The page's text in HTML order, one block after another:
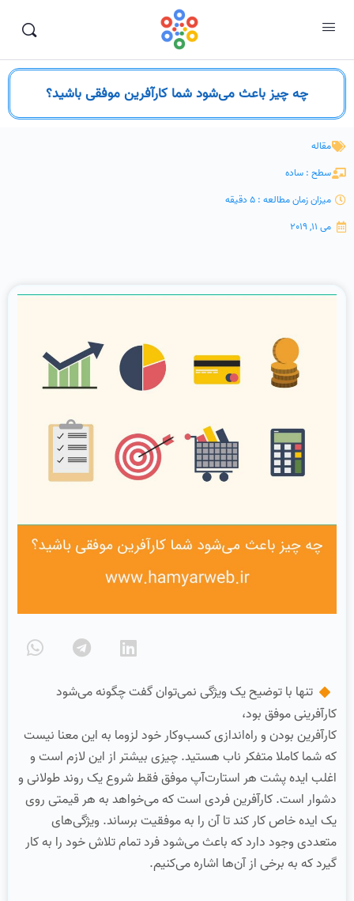
چه چیز باعث می‌شود شما کارآفرین موفقی باشید؟
مقاله
سطح : ساده
میزان زمان مطالعه : 5 دقیقه
می 11, 2019
تنها با توضیح یک ویژگی نمی‌توان گفت چگونه می‌شود
کارآفرینی موفق بود،
کارآفرین بودن و راه‌اندازی کسب‌وکار خود لزوما به این معنا نیست
که شما کاملا متفکر ناب هستید. چیزی بیشتر از این لازم است و
اغلب ایده پشت هر استارت‌آپ موفق فقط شروع یک روند طولانی و
دشوار است. کارآفرین فردی است که می‌خواهد به هر قیمتی روی
یک ایده خاص کار کند تا آن را به موفقیت برساند. ویژگی‌های
متعددی وجود دارد که باعث می‌شود فرد تمام تلاش خود را به کار
گیرد که به برخی از آن‌ها اشاره می‌کنیم.